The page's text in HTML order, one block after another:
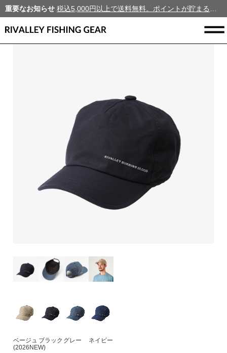
重要なお知らせ 税込5,000円以上で送料無料。ポイントが貯まる、新規会員募集中！
ベージュ
(2026NEW)
ブラック グレー ネイビー